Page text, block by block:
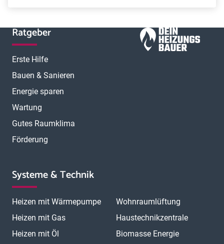
Ratgeber
Erste Hilfe
Bauen & Sanieren
Energie sparen
Wartung
Gutes Raumklima
Förderung
Systeme & Technik
Heizen mit Wärmepumpe
Heizen mit Gas
Heizen mit Öl
Wohnraumlüftung
Haustechnikzentrale
Biomasse Energie